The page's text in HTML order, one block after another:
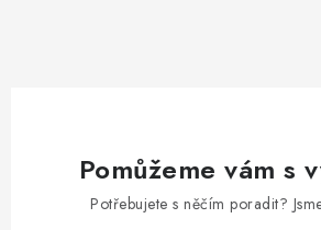
Pomůžeme vám s
Potřebujete s něčím poradit?